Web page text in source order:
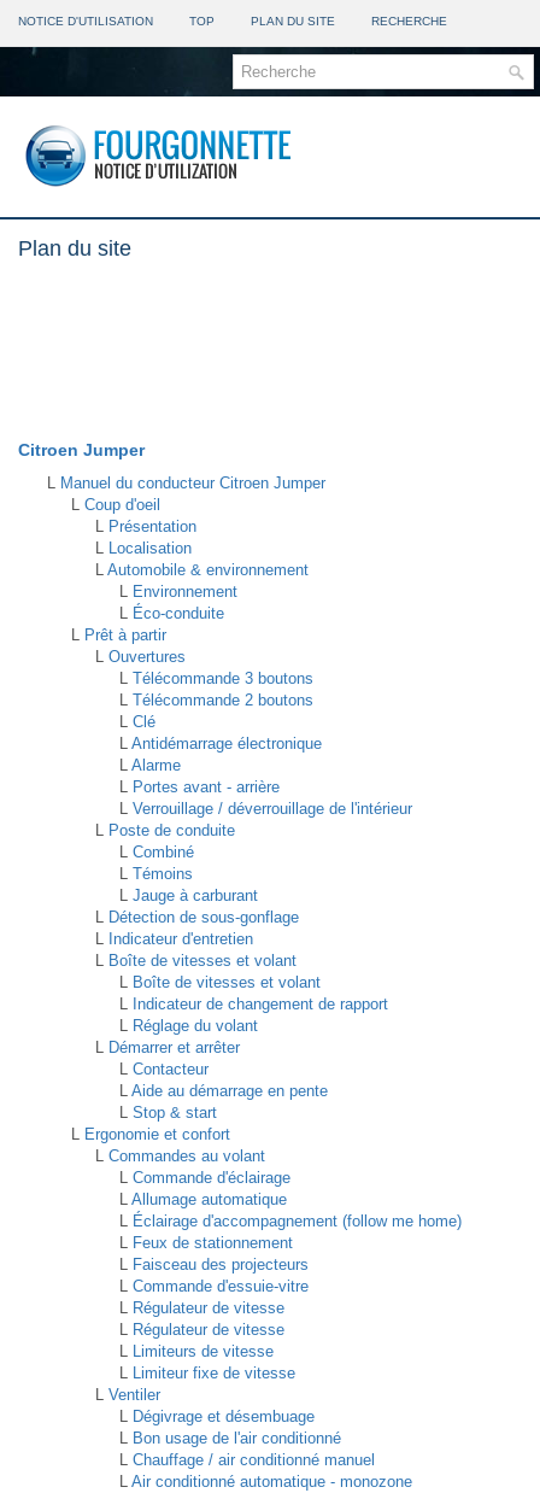
NOTICE D'UTILISATION TOP PLAN DU SITE RECHERCHE
Plan du site
Citroen Jumper
L Manuel du conducteur Citroen Jumper
L Coup d'oeil
L Présentation
L Localisation
L Automobile & environnement
L Environnement
L Éco-conduite
L Prêt à partir
L Ouvertures
L Télécommande 3 boutons
L Télécommande 2 boutons
L Clé
L Antidémarrage électronique
L Alarme
L Portes avant - arrière
L Verrouillage / déverrouillage de l'intérieur
L Poste de conduite
L Combiné
L Témoins
L Jauge à carburant
L Détection de sous-gonflage
L Indicateur d'entretien
L Boîte de vitesses et volant
L Boîte de vitesses et volant
L Indicateur de changement de rapport
L Réglage du volant
L Démarrer et arrêter
L Contacteur
L Aide au démarrage en pente
L Stop & start
L Ergonomie et confort
L Commandes au volant
L Commande d'éclairage
L Allumage automatique
L Éclairage d'accompagnement (follow me home)
L Feux de stationnement
L Faisceau des projecteurs
L Commande d'essuie-vitre
L Régulateur de vitesse
L Régulateur de vitesse
L Limiteurs de vitesse
L Limiteur fixe de vitesse
L Ventiler
L Dégivrage et désembuage
L Bon usage de l'air conditionné
L Chauffage / air conditionné manuel
L Air conditionné automatique - monozone